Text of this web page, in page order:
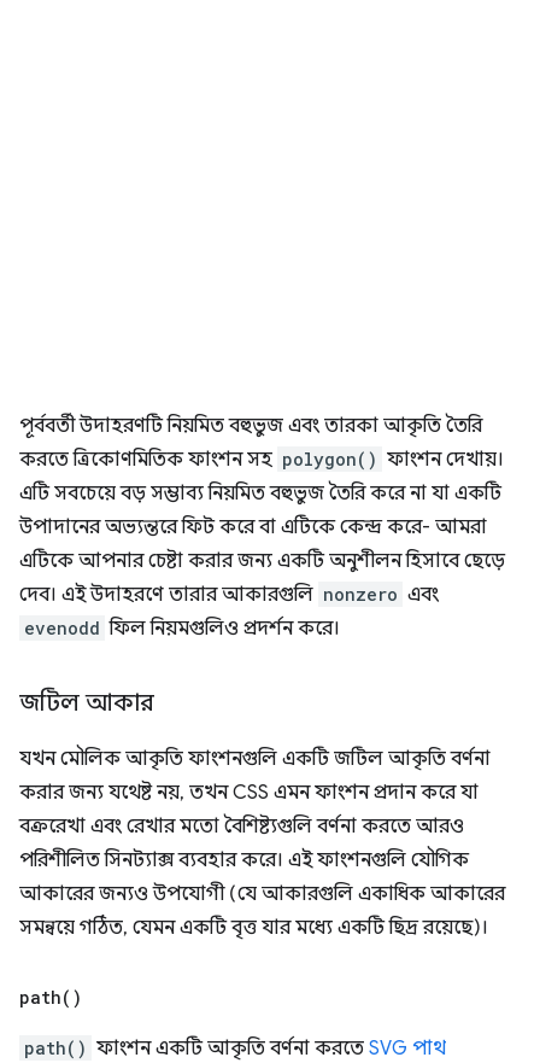
পূর্ববর্তী উদাহরণটি নিয়মিত বহুভুজ এবং তারকা আকৃতি তৈরি
করতে ত্রিকোণমিতিক ফাংশন সহ polygon() ফাংশন দেখায়।
এটি সবচেয়ে বড় সম্ভাব্য নিয়মিত বহুভুজ তৈরি করে না যা একটি
উপাদানের অভ্যন্তরে ফিট করে বা এটিকে কেন্দ্র করে- আমরা
এটিকে আপনার চেষ্টা করার জন্য একটি অনুশীলন হিসাবে ছেড়ে
দেব। এই উদাহরণে তারার আকারগুলি nonzero এবং
evenodd ফিল নিয়মগুলিও প্রদর্শন করে।
জটিল আকার
যখন মৌলিক আকৃতি ফাংশনগুলি একটি জটিল আকৃতি বর্ণনা
করার জন্য যথেষ্ট নয়, তখন CSS এমন ফাংশন প্রদান করে যা
বক্ররেখা এবং রেখার মতো বৈশিষ্ট্যগুলি বর্ণনা করতে আরও
পরিশীলিত সিনট্যাক্স ব্যবহার করে। এই ফাংশনগুলি যৌগিক
আকারের জন্যও উপযোগী (যে আকারগুলি একাধিক আকারের
সমন্বয়ে গঠিত, যেমন একটি বৃত্ত যার মধ্যে একটি ছিদ্র রয়েছে)।
path( )
path() ফাংশন একটি আকৃতি বর্ণনা করতে SVG পাথ